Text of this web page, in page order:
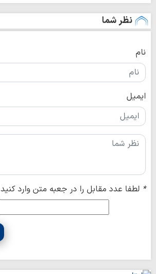
نظر شما
نام
ایمیل
* لطفا عدد مقابل را در جعبه متن وارد کنید